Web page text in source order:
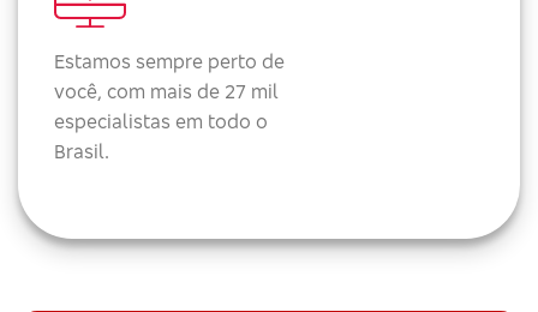
Estamos sempre perto de
você, com mais de 27 mil
especialistas em todo o
Brasil.